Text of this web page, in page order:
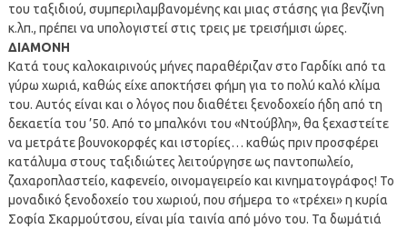
του ταξιδιού, συμπεριλαμβανομένης και μιας στάσης για βενζίνη
κ.λπ., πρέπει να υπολογιστεί στις τρεις με τρεισήμισι ώρες.
ΔΙΑΜΟΝΗ
Κατά τους καλοκαιρινούς μήνες παραθέριζαν στο Γαρδίκι από τα
γύρω χωριά, καθώς είχε αποκτήσει φήμη για το πολύ καλό κλίμα
του. Αυτός είναι και ο λόγος που διαθέτει ξενοδοχείο ήδη από τη
δεκαετία του ’50. Από το μπαλκόνι του «Ντούβλη», θα ξεχαστείτε
να μετράτε βουνοκορφές και ιστορίες… καθώς πριν προσφέρει
κατάλυμα στους ταξιδιώτες λειτούργησε ως παντοπωλείο,
ζαχαροπλαστείο, καφενείο, οινομαγειρείο και κινηματογράφος! Το
μοναδικό ξενοδοχείο του χωριού, που σήμερα το «τρέχει» η κυρία
Σοφία Σκαρμούτσου, είναι μία ταινία από μόνο του. Τα δωμάτιά